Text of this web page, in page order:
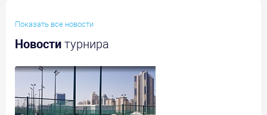
Показать все новости
Новости турнира